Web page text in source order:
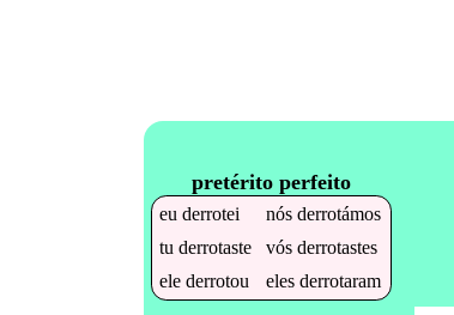
pretérito perfeito
euderrotei nósderrotámos
tuderrotaste vósderrotastes
elederrotou elesderrotaram